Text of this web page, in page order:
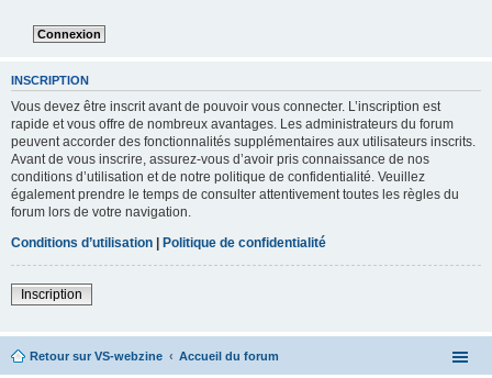
INSCRIPTION
Vous devez être inscrit avant de pouvoir vous connecter. L’inscription est
rapide et vous offre de nombreux avantages. Les administrateurs du forum
peuvent accorder des fonctionnalités supplémentaires aux utilisateurs inscrits.
Avant de vous inscrire, assurez-vous d’avoir pris connaissance de nos
conditions d’utilisation et de notre politique de confidentialité. Veuillez
également prendre le temps de consulter attentivement toutes les règles du
forum lors de votre navigation.
Conditions d’utilisation | Politique de confidentialité
Inscription
Retour sur VS-webzine Accueil du forum